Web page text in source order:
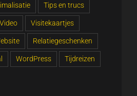
Tips en trucs
Video Visitekaartjes
Relatiegeschenken
WordPress Tijdreizen